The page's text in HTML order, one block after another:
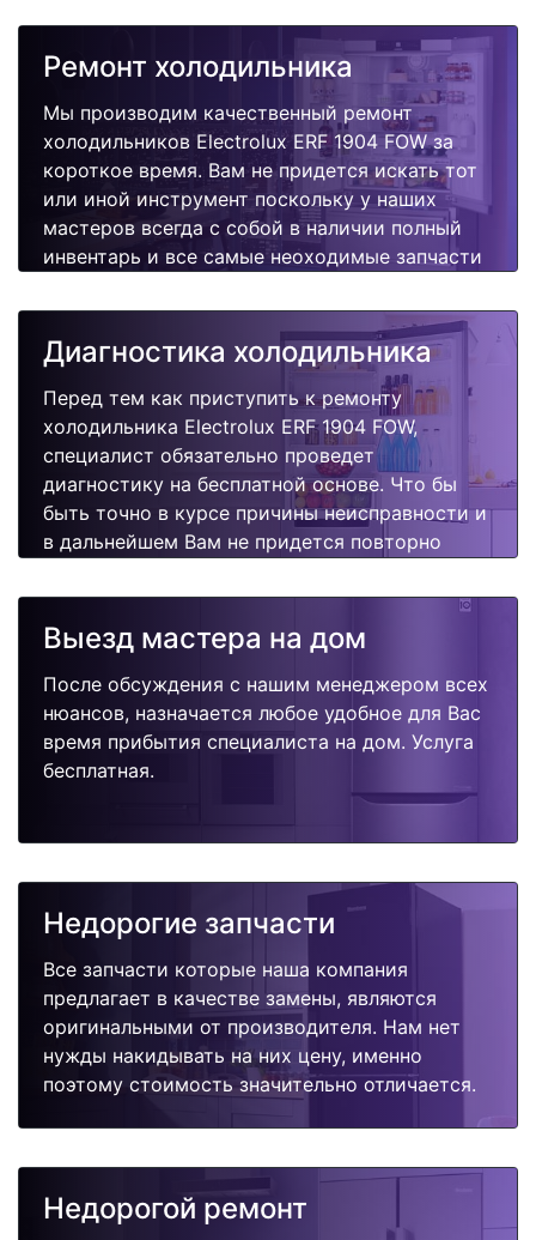
Ремонт холодильника
Мы производим качественный ремонт
холодильников Electrolux ERF 1904 FOW за
короткое время. Вам не придется искать тот
или иной инструмент поскольку у наших
мастеров всегда с собой в наличии полный
инвентарь и все самые неоходимые запчасти
быстро, качественно и недорого.
Диагностика холодильника
Перед тем как приступить к ремонту
холодильника Electrolux ERF 1904 FOW,
специалист обязательно проведет
диагностику на бесплатной основе. Что бы
быть точно в курсе причины неисправности и
в дальнейшем Вам не придется повторно
поломок.
Выезд мастера на дом
После обсуждения с нашим менеджером всех
нюансов, назначается любое удобное для Вас
время прибытия специалиста на дом. Услуга
бесплатная.
Недорогие запчасти
Все запчасти которые наша компания
предлагает в качестве замены, являются
оригинальными от производителя. Нам нет
нужды накидывать на них цену, именно
поэтому стоимость значительно отличается.
Недорогой ремонт